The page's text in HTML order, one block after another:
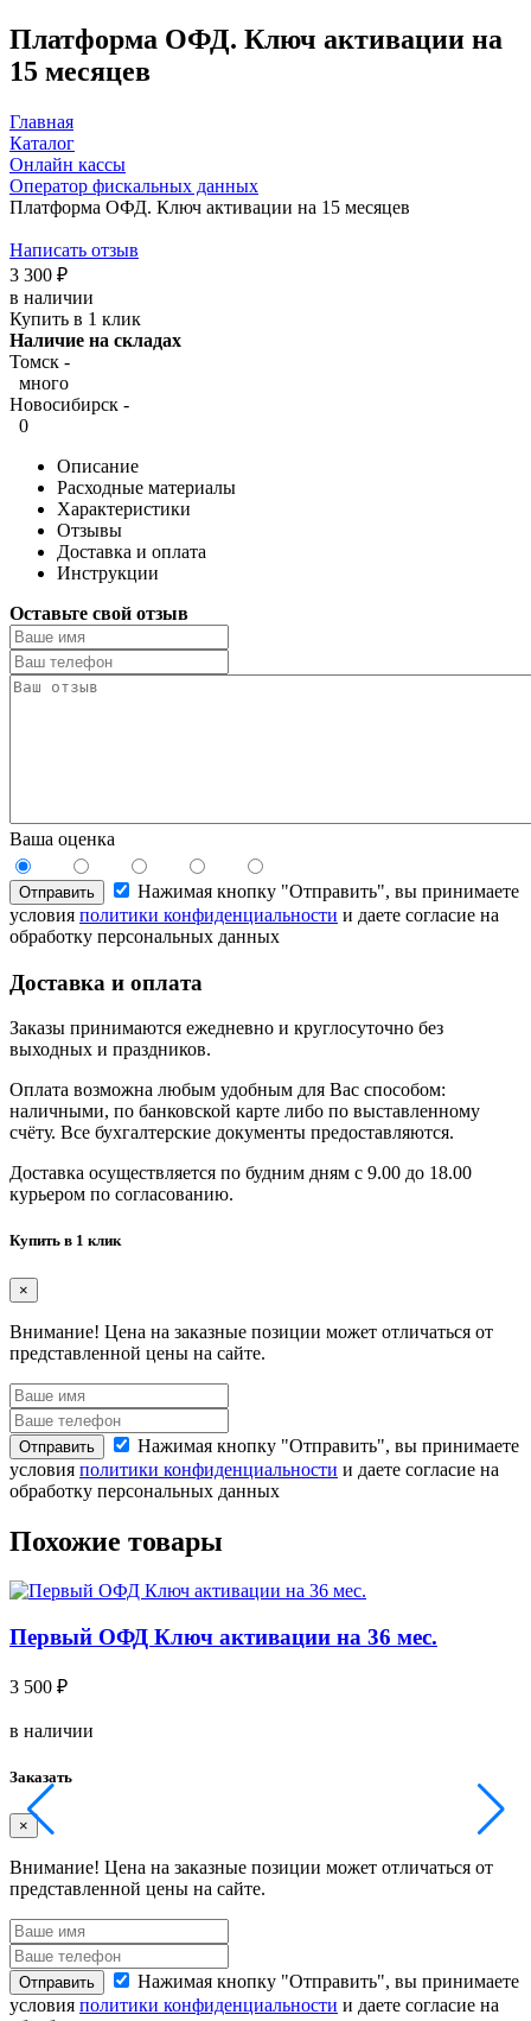
Платформа ОФД. Ключ активации на
15 месяцев
Главная
Каталог
Онлайн кассы
Оператор фискальных данных
Платформа ОФД. Ключ активации на 15 месяцев
Написать отзыв
3 300 ₽
в наличии
Купить в 1 клик
Наличие на складах
Томск -
много
Новосибирск -
0
Описание
Расходные материалы
Характеристики
Отзывы
Доставка и оплата
Инструкции
Оставьте свой отзыв
Ваша оценка
Отправить
Нажимая кнопку "Отправить", вы принимаете
условия политики конфиденциальности и даете согласие на
обработку персональных данных
Доставка и оплата
Заказы принимаются ежедневно и круглосуточно без
выходных и праздников.
Оплата возможна любым удобным для Вас способом:
наличными, по банковской карте либо по выставленному
счёту. Все бухгалтерские документы предоставляются.
Доставка осуществляется по будним дням с 9.00 до 18.00
курьером по согласованию.
Купить в 1 клик
×
Внимание! Цена на заказные позиции может отличаться от
представленной цены на сайте.
Отправить
Нажимая кнопку "Отправить", вы принимаете
условия политики конфиденциальности и даете согласие на
обработку персональных данных
Похожие товары
Первый ОФД Ключ активации на 36 мес.
3 500 ₽
в наличии
Заказать
×
Внимание! Цена на заказные позиции может отличаться от
представленной цены на сайте.
Отправить
Нажимая кнопку "Отправить", вы принимаете
условия политики конфиденциальности и даете согласие на